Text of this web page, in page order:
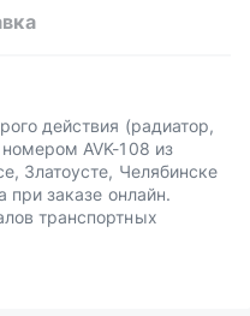
действия (радиатор,
AVK-108 из
Златоусте, Челябинске
при заказе онлайн.
транспортных